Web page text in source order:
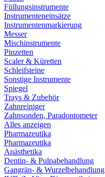
Füllungsinstrumente
Instrumenteneinsätze
Instrumentenmarkierung
Messer
Mischinstrumente
Pinzetten
Scaler & Küretten
Schleifsteine
Sonstige Instrumente
Spiegel
Trays & Zubehör
Zahnreiniger
Zahnsonden, Paradontometer
Alles anzeigen
Pharmazeutika
Pharmazeutika
Anästhetika
Dentin- & Pulpabehandlung
Gangrän- & Wurzelbehandlung